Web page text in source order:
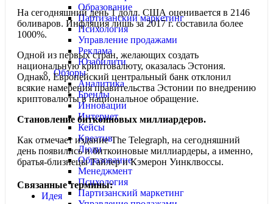
Образование
Партизанский маркетинг
Психология
Управление продажами
Реклама
Юзабилити
Обзоры
Аналитика
Бренды
Инновации
Интернет
Кейсы
Креатив
Люди
Образование
Менеджмент
Психология
Партизанский маркетинг
На сегодняшний день 1 долл. США оценивается в 2146
боливаров. Инфляция лишь за 2017 г. составила более
1000%.
Одной из первых стран, желающих создать
национальную криптовалюту, оказалась Эстония.
Однако, Европейский центральный банк отклонил
всякие намерения правительства Эстонии по внедрению
криптовалюты в национальное обращение.
Становление биткоиновых миллиардеров.
Как отмечает издание The Telegraph, на сегодняшний
день появились и биткоиновые миллиардеры, а именно,
братья-близнецы Тайлер и Кэмерон Уинклвоссы.
Связанные термины:
Идея